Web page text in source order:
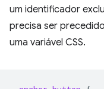
um identificador
precisa ser
uma variável CSS.